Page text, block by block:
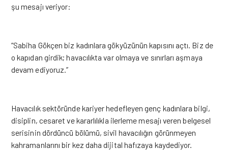
şu mesajı veriyor:
“Sabiha Gökçen biz kadınlara gökyüzünün kapısını açtı. Biz de
o kapıdan girdik; havacılıkta var olmaya ve sınırları aşmaya
devam ediyoruz.”
Havacılık sektöründe kariyer hedefleyen genç kadınlara bilgi,
disiplin, cesaret ve kararlılıkla ilerleme mesajı veren belgesel
serisinin dördüncü bölümü, sivil havacılığın görünmeyen
kahramanlarını bir kez daha dijital hafızaya kaydediyor.